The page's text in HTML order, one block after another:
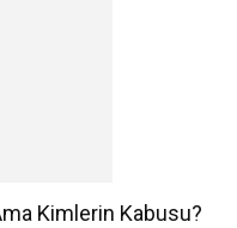
Kimlerin Kabusu?